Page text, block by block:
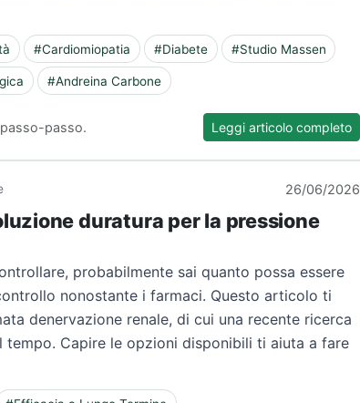
#Cardiomiopatia #Diabete #Studio Massen
#Andreina Carbone
passo. Leggi articolo completo
26/06/2026
duratura per la pressione
probabilmente sai quanto possa essere
nonostante i farmaci. Questo articolo ti
denervazione renale, di cui una recente ricerca
Capire le opzioni disponibili ti aiuta a fare